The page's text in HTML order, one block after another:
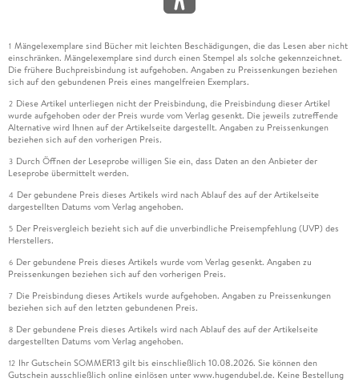
1 Mängelexemplare sind Bücher mit leichten Beschädigungen, die das Lesen aber nicht
einschränken. Mängelexemplare sind durch einen Stempel als solche gekennzeichnet.
Die frühere Buchpreisbindung ist aufgehoben. Angaben zu Preissenkungen beziehen
sich auf den gebundenen Preis eines mangelfreien Exemplars.
2 Diese Artikel unterliegen nicht der Preisbindung, die Preisbindung dieser Artikel
wurde aufgehoben oder der Preis wurde vom Verlag gesenkt. Die jeweils zutreffende
Alternative wird Ihnen auf der Artikelseite dargestellt. Angaben zu Preissenkungen
beziehen sich auf den vorherigen Preis.
3 Durch Öffnen der Leseprobe willigen Sie ein, dass Daten an den Anbieter der
Leseprobe übermittelt werden.
4 Der gebundene Preis dieses Artikels wird nach Ablauf des auf der Artikelseite
dargestellten Datums vom Verlag angehoben.
5 Der Preisvergleich bezieht sich auf die unverbindliche Preisempfehlung (UVP) des
Herstellers.
6 Der gebundene Preis dieses Artikels wurde vom Verlag gesenkt. Angaben zu
Preissenkungen beziehen sich auf den vorherigen Preis.
7 Die Preisbindung dieses Artikels wurde aufgehoben. Angaben zu Preissenkungen
beziehen sich auf den letzten gebundenen Preis.
8 Der gebundene Preis dieses Artikels wird nach Ablauf des auf der Artikelseite
dargestellten Datums vom Verlag angehoben.
12 Ihr Gutschein SOMMER13 gilt bis einschließlich 10.08.2026. Sie können den
Gutschein ausschließlich online einlösen unter www.hugendubel.de. Keine Bestellung